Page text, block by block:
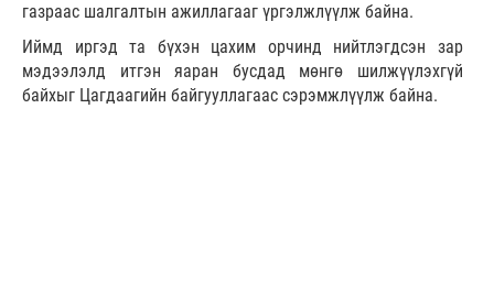
газраас шалгалтын ажиллагааг үргэлжлүүлж байна.
Иймд иргэд та бүхэн цахим орчинд нийтлэгдсэн зар
мэдээлэлд итгэн яаран бусдад мөнгө шилжүүлэхгүй
байхыг Цагдаагийн байгууллагаас сэрэмжлүүлж байна.